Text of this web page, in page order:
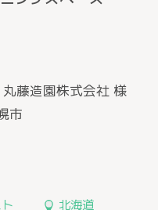
藤造園株式会社 様
市
北海道